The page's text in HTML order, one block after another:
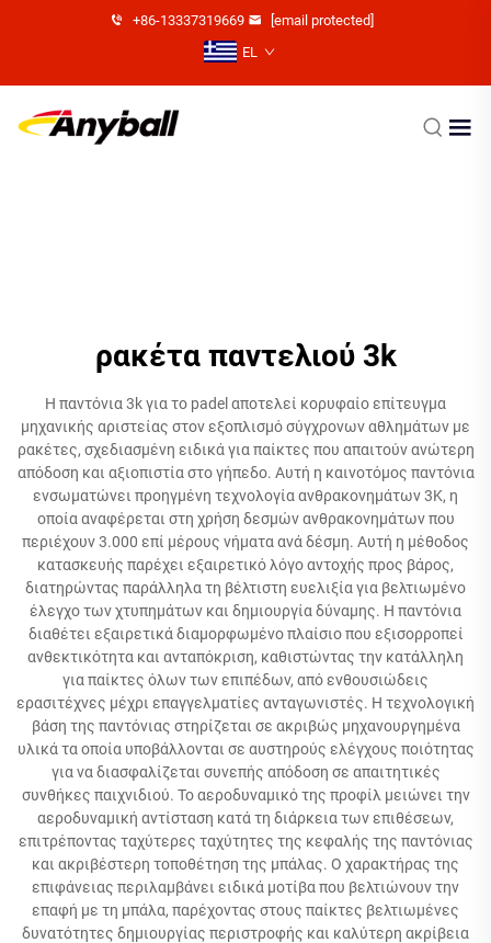
+86-13337319669
[email protected]
EL
ρακέτα παντελιού 3k
Η παντόνια 3k για το padel αποτελεί κορυφαίο επίτευγμα
μηχανικής αριστείας στον εξοπλισμό σύγχρονων αθλημάτων με
ρακέτες, σχεδιασμένη ειδικά για παίκτες που απαιτούν ανώτερη
απόδοση και αξιοπιστία στο γήπεδο. Αυτή η καινοτόμος παντόνια
ενσωματώνει προηγμένη τεχνολογία ανθρακονημάτων 3K, η
οποία αναφέρεται στη χρήση δεσμών ανθρακονημάτων που
περιέχουν 3.000 επί μέρους νήματα ανά δέσμη. Αυτή η μέθοδος
κατασκευής παρέχει εξαιρετικό λόγο αντοχής προς βάρος,
διατηρώντας παράλληλα τη βέλτιστη ευελιξία για βελτιωμένο
έλεγχο των χτυπημάτων και δημιουργία δύναμης. Η παντόνια
διαθέτει εξαιρετικά διαμορφωμένο πλαίσιο που εξισορροπεί
ανθεκτικότητα και ανταπόκριση, καθιστώντας την κατάλληλη
για παίκτες όλων των επιπέδων, από ενθουσιώδεις
ερασιτέχνες μέχρι επαγγελματίες ανταγωνιστές. Η τεχνολογική
βάση της παντόνιας στηρίζεται σε ακριβώς μηχανουργημένα
υλικά τα οποία υποβάλλονται σε αυστηρούς ελέγχους ποιότητας
για να διασφαλίζεται συνεπής απόδοση σε απαιτητικές
συνθήκες παιχνιδιού. Το αεροδυναμικό της προφίλ μειώνει την
αεροδυναμική αντίσταση κατά τη διάρκεια των επιθέσεων,
επιτρέποντας ταχύτερες ταχύτητες της κεφαλής της παντόνιας
και ακριβέστερη τοποθέτηση της μπάλας. Ο χαρακτήρας της
επιφάνειας περιλαμβάνει ειδικά μοτίβα που βελτιώνουν την
επαφή με τη μπάλα, παρέχοντας στους παίκτες βελτιωμένες
δυνατότητες δημιουργίας περιστροφής και καλύτερη ακρίβεια